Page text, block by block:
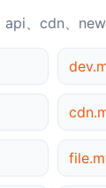
、cdn、